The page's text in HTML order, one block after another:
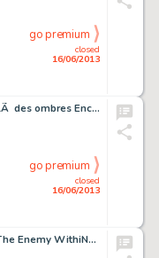
closed
16/06/2013
go premium
ROSINSKI Thorgal Au-delÃ des ombres Encre de Chine pour la planche 34
closed
16/06/2013
go premium
MANARA The Avengers The Enemy WithiN#1 Aquarelle et encre de Chine pour